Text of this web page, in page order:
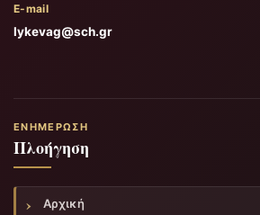
E-mail
lykevag@sch.gr
ΕΝΗΜΈΡΩΣΗ
Πλοήγηση
Αρχική